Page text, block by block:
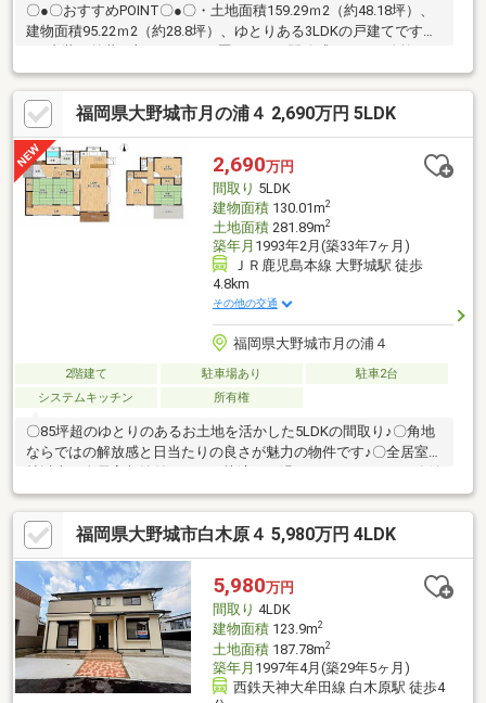
〇●〇おすすめPOINT〇●〇・土地面積159.29ｍ2（約48.18坪）、
建物面積95.22ｍ2（約28.8坪）、ゆとりある3LDKの戸建てです
り♪上階からの自然光が差し込み明るい空間を演出します♪・納戸
や屋根裏物置など収納スペースが充実しています♪季節用品など荷
物をたっぷり収納でき居住空間をすっきりと保ちやすいです♪・客
間やお子様の遊び場、くつろぎの空間としてなど多用途に活用で
きる和室付きです♪・小中学校まで徒歩10分圏内なので子育て世
帯のご家庭にも嬉しいエリアです♪・来店・見学予約受付中！お気
軽にご連絡下さいませ♪
福岡県大野城市月の浦４ 2,690万円 5LDK
2,690万円
間取り 5LDK
建物面積130.01m2
土地面積281.89m2
築年月 1993年2月(築33年7ヶ月)
ＪＲ鹿児島本線 大野城駅 徒歩
4.8km
その他の交通
福岡県大野城市月の浦４
2階建て 駐車場あり
駐車2台
システムキッチン
所有権
〇85坪超のゆとりのあるお土地を活かした5LDKの間取り♪〇角地
ならではの解放感と日当たりの良さが魅力の物件です♪〇全居室6
しい駐車2台可能！お車を複数台お持ちの方も安心です♪〇間取り
変更やリフォーム、リノベーションのご相談も承っております♪〇
まずは資料請求からという方もお気軽にナカジツまでお問い合わ
せください♪■■Life Information■■・月の浦小学校徒歩約10分・平
野中学校自転車約19分・マックスバリュ那珂川店車約13分・ドラ
ッグストアモリ那珂川店車約11分・セブンイレブン春日星見ケ丘
店車約4分
福岡県大野城市白木原４ 5,980万円 4LDK
5,980万円
間取り 4LDK
建物面積123.9m2
土地面積187.78m2
築年月 1997年4月(築29年5ヶ月)
西鉄天神大牟田線 白木原駅 徒歩4